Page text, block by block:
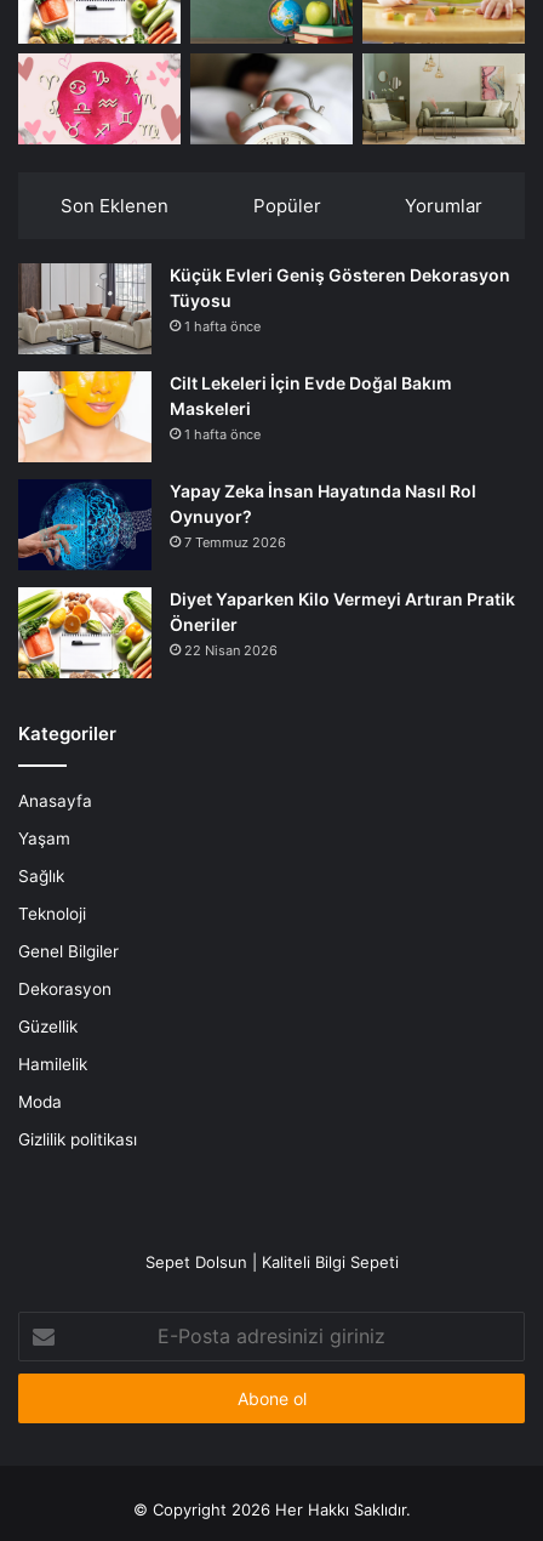
Son Eklenen Popüler Yorumlar
Küçük Evleri Geniş Gösteren Dekorasyon
Tüyosu
1 hafta önce
Cilt Lekeleri İçin Evde Doğal Bakım
Maskeleri
1 hafta önce
Yapay Zeka İnsan Hayatında Nasıl Rol
Oynuyor?
7 Temmuz 2026
Diyet Yaparken Kilo Vermeyi Artıran Pratik
Öneriler
22 Nisan 2026
Kategoriler
Anasayfa
Yaşam
Sağlık
Teknoloji
Genel Bilgiler
Dekorasyon
Güzellik
Hamilelik
Moda
Gizlilik politikası
Sepet Dolsun | Kaliteli Bilgi Sepeti
Posta
adresinizi
© Copyright 2026 Her Hakkı Saklıdır.